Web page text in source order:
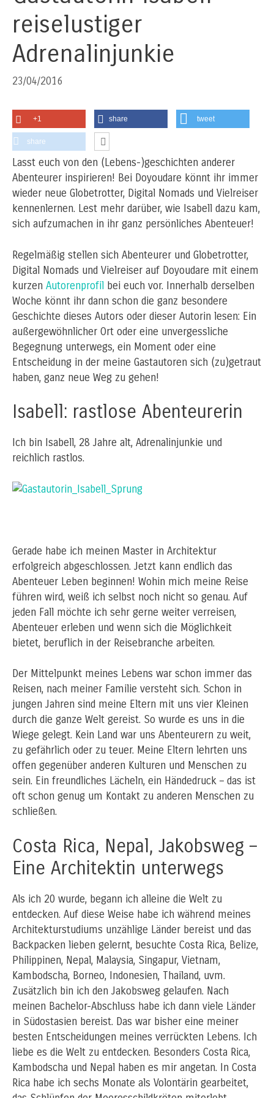
reiselustiger
Adrenalinjunkie
23/04/2016
+1 share tweet
share
Lasst euch von den (Lebens-)geschichten anderer
Abenteurer inspirieren! Bei Doyoudare könnt ihr immer
wieder neue Globetrotter, Digital Nomads und Vielreiser
kennenlernen. Lest mehr darüber, wie Isabell dazu kam,
sich aufzumachen in ihr ganz persönliches Abenteuer!
Regelmäßig stellen sich Abenteurer und Globetrotter,
Digital Nomads und Vielreiser auf Doyoudare mit einem
kurzen Autorenprofil bei euch vor. Innerhalb derselben
Woche könnt ihr dann schon die ganz besondere
Geschichte dieses Autors oder dieser Autorin lesen: Ein
außergewöhnlicher Ort oder eine unvergessliche
Begegnung unterwegs, ein Moment oder eine
Entscheidung in der meine Gastautoren sich (zu)getraut
haben, ganz neue Weg zu gehen!
Isabell: rastlose Abenteurerin
Ich bin Isabell, 28 Jahre alt, Adrenalinjunkie und
reichlich rastlos.
Gerade habe ich meinen Master in Architektur
erfolgreich abgeschlossen. Jetzt kann endlich das
Abenteuer Leben beginnen! Wohin mich meine Reise
führen wird, weiß ich selbst noch nicht so genau. Auf
jeden Fall möchte ich sehr gerne weiter verreisen,
Abenteuer erleben und wenn sich die Möglichkeit
bietet, beruflich in der Reisebranche arbeiten.
Der Mittelpunkt meines Lebens war schon immer das
Reisen, nach meiner Familie versteht sich. Schon in
jungen Jahren sind meine Eltern mit uns vier Kleinen
durch die ganze Welt gereist. So wurde es uns in die
Wiege gelegt. Kein Land war uns Abenteurern zu weit,
zu gefährlich oder zu teuer. Meine Eltern lehrten uns
offen gegenüber anderen Kulturen und Menschen zu
sein. Ein freundliches Lächeln, ein Händedruck – das ist
oft schon genug um Kontakt zu anderen Menschen zu
schließen.
Costa Rica, Nepal, Jakobsweg –
Eine Architektin unterwegs
Als ich 20 wurde, begann ich alleine die Welt zu
entdecken. Auf diese Weise habe ich während meines
Architekturstudiums unzählige Länder bereist und das
Backpacken lieben gelernt, besuchte Costa Rica, Belize,
Philippinen, Nepal, Malaysia, Singapur, Vietnam,
Kambodscha, Borneo, Indonesien, Thailand, uvm.
Zusätzlich bin ich den Jakobsweg gelaufen. Nach
meinen Bachelor-Abschluss habe ich dann viele Länder
in Südostasien bereist. Das war bisher eine meiner
besten Entscheidungen meines verrückten Lebens. Ich
liebe es die Welt zu entdecken. Besonders Costa Rica,
Kambodscha und Nepal haben es mir angetan. In Costa
Rica habe ich sechs Monate als Volontärin gearbeitet,